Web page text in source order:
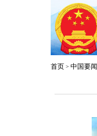
首页 > 中国要闻